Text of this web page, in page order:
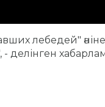
лебедей" әніне
- делінген